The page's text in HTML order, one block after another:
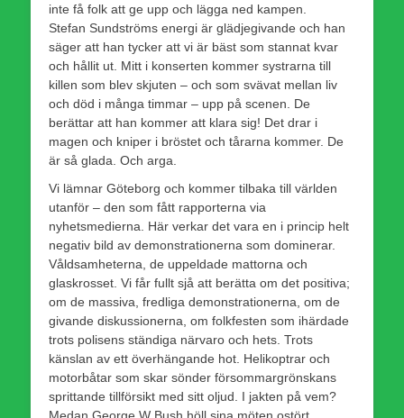
inte få folk att ge upp och lägga ned kampen.
Stefan Sundströms energi är glädjegivande och han
säger att han tycker att vi är bäst som stannat kvar
och hållit ut. Mitt i konserten kommer systrarna till
killen som blev skjuten – och som svävat mellan liv
och död i många timmar – upp på scenen. De
berättar att han kommer att klara sig! Det drar i
magen och kniper i bröstet och tårarna kommer. De
är så glada. Och arga.
Vi lämnar Göteborg och kommer tilbaka till världen
utanför – den som fått rapporterna via
nyhetsmedierna. Här verkar det vara en i princip helt
negativ bild av demonstrationerna som dominerar.
Våldsamheterna, de uppeldade mattorna och
glaskrosset. Vi får fullt sjå att berätta om det positiva;
om de massiva, fredliga demonstrationerna, om de
givande diskussionerna, om folkfesten som ihärdade
trots polisens ständiga närvaro och hets. Trots
känslan av ett överhängande hot. Helikoptrar och
motorbåtar som skar sönder försommargrönskans
sprittande tillförsikt med sitt oljud. I jakten på vem?
Medan George W Bush höll sina möten ostört.